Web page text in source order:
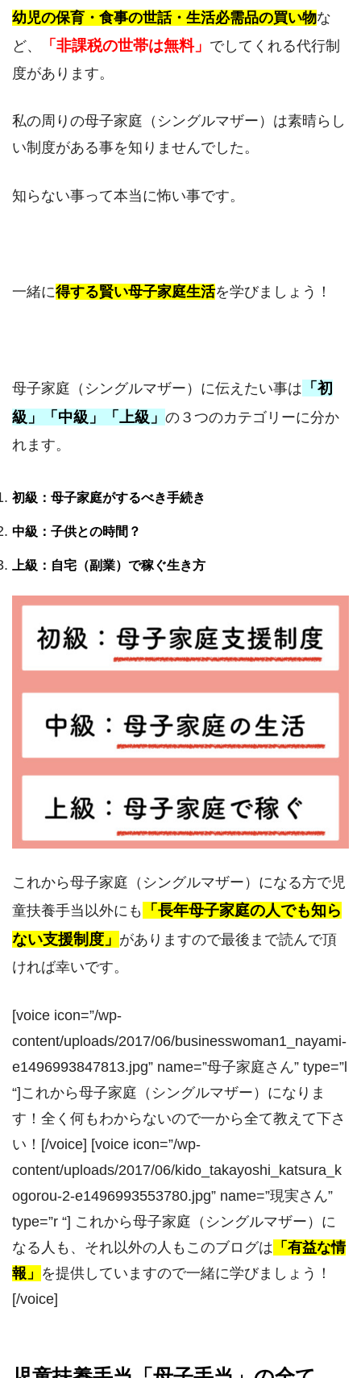
幼児の保育・食事の世話・生活必需品の買い物な
ど、
「非課税の世帯は無料」 でしてくれる代行制
度があります。
私の周りの母子家庭（シングルマザー）は素晴らし
い制度がある事を知りませんでした。
知らない事って本当に怖い事です。
一緒に得する賢い母子家庭生活を学びましょう！
母子家庭（シングルマザー）に伝えたい事は 「初
級」「中級」「上級」 の３つのカテゴリーに分か
れます。
初級：母子家庭がするべき手続き
中級：子供との時間？
上級：自宅（副業）で稼ぐ生き方
これから母子家庭（シングルマザー）になる方で児
童扶養手当以外にも
「長年母子家庭の人でも知ら
ない支援制度」 がありますので最後まで読んで頂
ければ幸いです。
[voice icon=”/wp-
content/uploads/2017/06/businesswoman1_nayami-
e1496993847813.jpg” name=”母子家庭さん” type=”l
“]これから母子家庭（シングルマザー）になりま
す！全く何もわからないので一から全て教えて下さ
い！[/voice] [voice icon=”/wp-
content/uploads/2017/06/kido_takayoshi_katsura_k
ogorou-2-e1496993553780.jpg” name=”現実さん”
type=”r “] これから母子家庭（シングルマザー）に
なる人も、それ以外の人もこのブログは 「有益な情
報」 を提供していますので一緒に学びましょう！
[/voice]